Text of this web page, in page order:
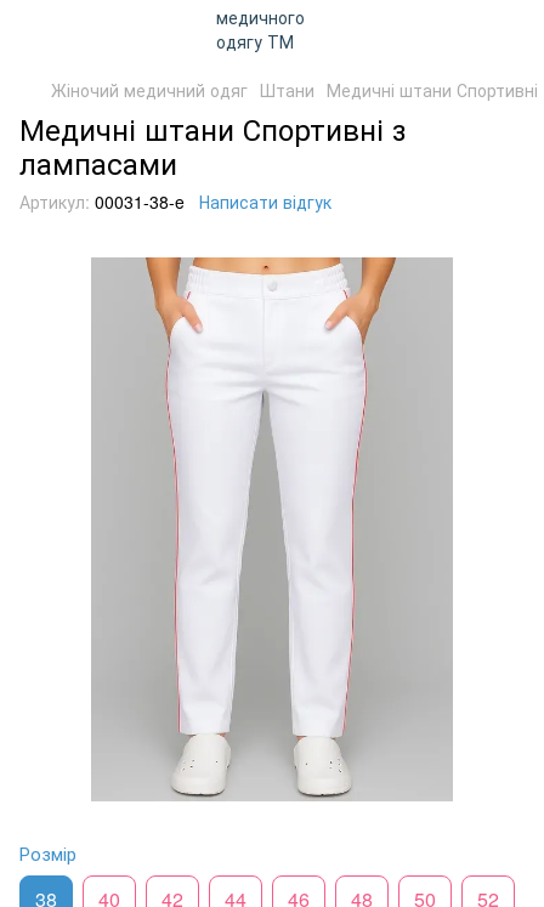
Жіночий медичний одяг Штани Медичні штани Спортивні
Медичні штани Спортивні з
лампасами
Артикул: 00031-38-e Написати відгук
Розмір
38 40 42 44 46 48 50 52